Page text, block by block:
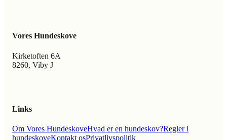
Vores Hundeskove
Kirketoften 6A
8260, Viby J
Links
Om Vores HundeskoveHvad er en hundeskov?Regler i
hundeskoveKontakt osPrivatlivspolitik